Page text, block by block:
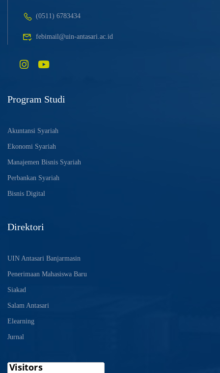
(0511) 6783434
febimail@uin-antasari.ac.id
Program Studi
Akuntansi Syariah
Ekonomi Syariah
Manajemen Bisnis Syariah
Perbankan Syariah
Bisnis Digital
Direktori
UIN Antasari Banjarmasin
Penerimaan Mahasiswa Baru
Siakad
Salam Antasari
Elearning
Jurnal